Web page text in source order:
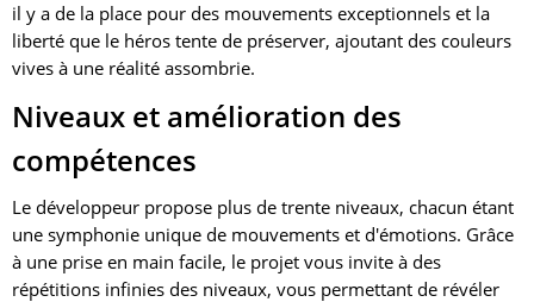
il y a de la place pour des mouvements exceptionnels et la
liberté que le héros tente de préserver, ajoutant des couleurs
vives à une réalité assombrie.
Niveaux et amélioration des
compétences
Le développeur propose plus de trente niveaux, chacun étant
une symphonie unique de mouvements et d'émotions. Grâce
à une prise en main facile, le projet vous invite à des
répétitions infinies des niveaux, vous permettant de révéler